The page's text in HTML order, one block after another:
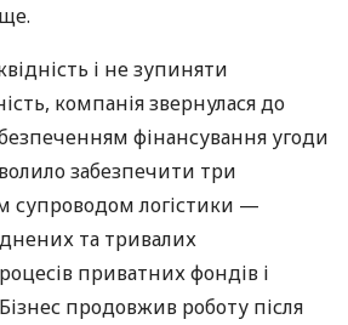
і не зупиняти
компанія звернулася до
фінансування угоди
забезпечити три
супроводом логістики —
та тривалих
приватних фондів і
продовжив роботу після